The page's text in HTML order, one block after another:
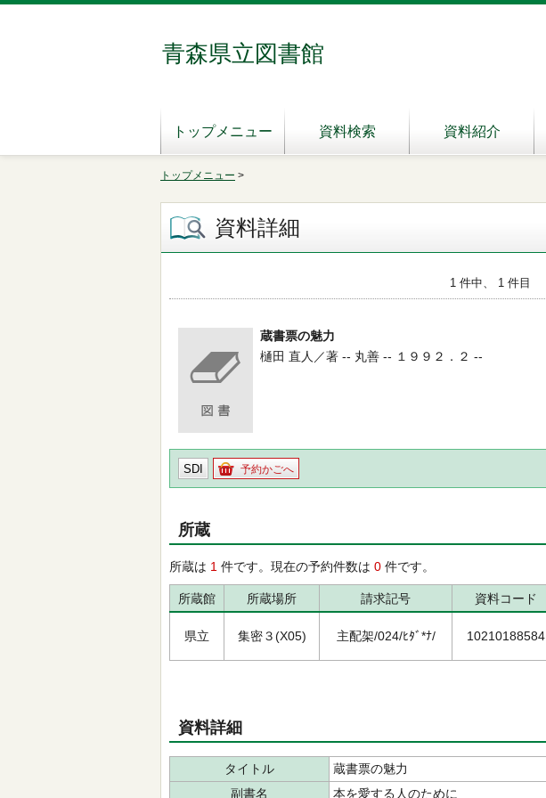
青森県立図書館
トップメニュー 資料検索 資料紹介
トップメニュー >
資料詳細
1 件中、 1 件目
蔵書票の魅力
樋田 直人／著 -- 丸善 -- １９９２．２ --
SDI 予約かごへ
所蔵
所蔵は 1 件です。現在の予約件数は 0 件です。
所蔵館 所蔵場所 請求記号 資料コード
県立 集密３(X05) 主配架/024/ﾋﾀﾞ*ﾅ/ 10210188584
資料詳細
タイトル
蔵書票の魅力
副書名
本を愛する人のために